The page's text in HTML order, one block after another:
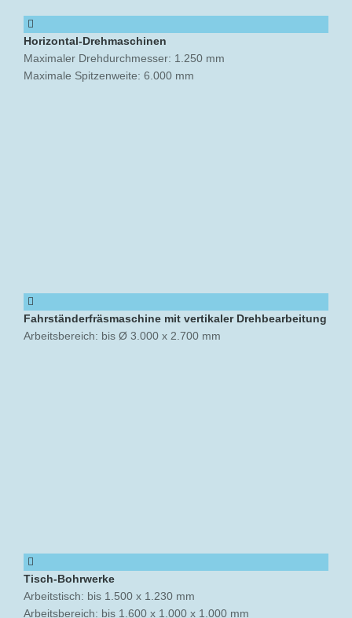
Horizontal-Drehmaschinen
Maximaler Drehdurchmesser: 1.250 mm
Maximale Spitzenweite: 6.000 mm
Fahrständerfräsmaschine mit vertikaler Drehbearbeitung
Arbeitsbereich: bis Ø 3.000 x 2.700 mm
Tisch-Bohrwerke
Arbeitstisch: bis 1.500 x 1.230 mm
Arbeitsbereich: bis 1.600 x 1.000 x 1.000 mm